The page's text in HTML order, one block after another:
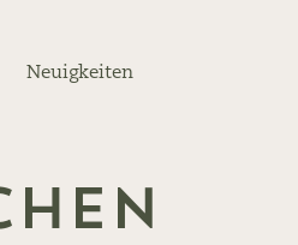
Neuigkeiten